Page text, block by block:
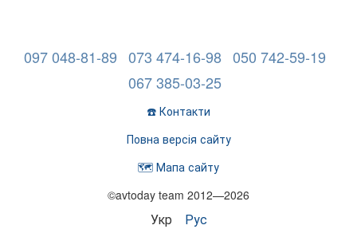
097 048-81-89 073 474-16-98 050 742-59-19
067 385-03-25
☎️ Контакти
Повна версія сайту
🗺️ Мапа сайту
©avtoday team 2012—2026
Укр Рус